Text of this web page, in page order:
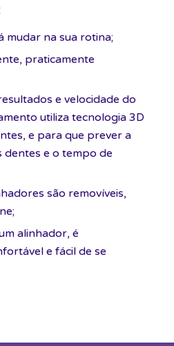
mudar na sua rotina;
praticamente
e velocidade do
utiliza tecnologia 3D
e para que prever a
dentes e o tempo de
são removíveis,
alinhador, é
e fácil de se